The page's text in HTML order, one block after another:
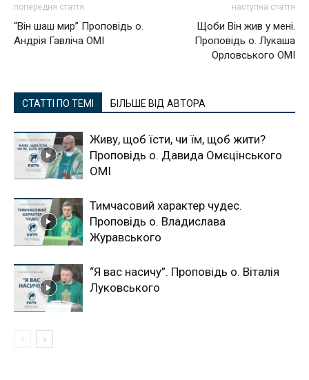
попередня стаття
“Він шаш мир” Проповідь о.
Андрія Гавліча ОМІ
наступна стаття
Щоби Він жив у мені.
Проповідь о. Лукаша
Орловського ОМІ
СТАТТІ ПО ТЕМІ БІЛЬШЕ ВІД АВТОРА
Живу, щоб їсти, чи їм, щоб жити?
Проповідь о. Давида Омєцінського
ОМІ
Тимчасовий характер чудес.
Проповідь о. Владислава
Журавського
“Я вас насичу”. Проповідь о. Віталія
Луковського